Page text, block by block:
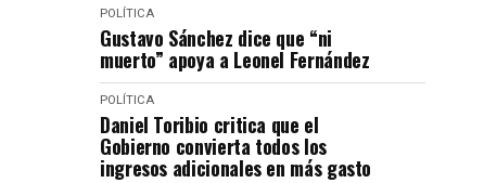
POLÍTICA
Gustavo Sánchez dice que “ni
muerto” apoya a Leonel Fernández
POLÍTICA
Daniel Toribio critica que el
Gobierno convierta todos los
ingresos adicionales en más gasto